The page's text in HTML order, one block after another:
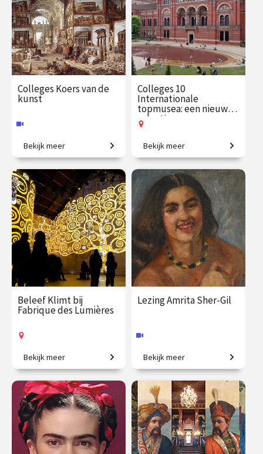
Online
Op locatie
Colleges Koers van de
kunst
Creatieve steden, van
Athene tot New York.
€ 345.00
vanaf 23
sep.
Online
Bekijk meer
Colleges 10
Internationale
topmusea: een nieuwe
selectie
Meesterwerken uit de
mooiste collecties.
€ 345.00
vanaf 22
sep.
Op locatie
Bekijk meer
Beleef Klimt bij
Fabrique des Lumières
Klimt zoals je hem nog nooit
zag.
€ 29.50
vanaf 17
aug.
Op locatie
Bekijk meer
Lezing Amrita Sher-Gil
‘Europa is van Picasso, India
is van mij.’
€ 19.50
vanaf 17
sep.
Online
Bekijk meer